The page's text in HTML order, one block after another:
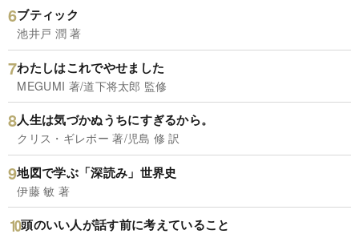
ブティック
池井戸 潤 著
わたしはこれでやせました
MEGUMI 著/道下将太郎 監修
人生は気づかぬうちにすぎるから。
クリス・ギレボー 著/児島 修 訳
地図で学ぶ「深読み」世界史
伊藤 敏 著
頭のいい人が話す前に考えていること